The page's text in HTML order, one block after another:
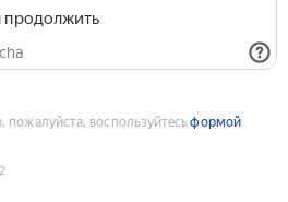
пожалуйста, воспользуйтесьформой